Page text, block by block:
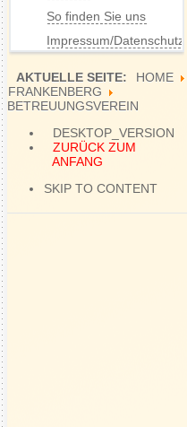
So finden Sie uns
Impressum/Datenschutz
AKTUELLE SEITE:
HOME
FRANKENBERG
BETREUUNGSVEREIN
DESKTOP_VERSION
ZURÜCK ZUM
ANFANG
SKIP TO CONTENT